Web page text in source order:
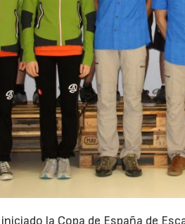
la Copa de España de